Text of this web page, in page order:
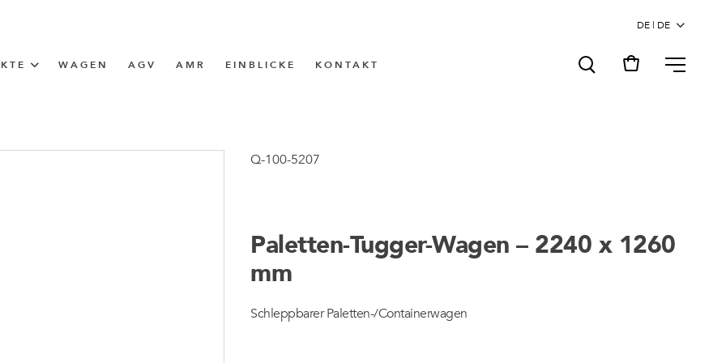
(I-Frame)
WAGEN AGV AMR EINBLICKE KONTAKT MENU
Q-100-5207
Paletten-Tugger-Wagen – 2240 x 1260
mm
Schleppbarer Paletten-/Containerwagen